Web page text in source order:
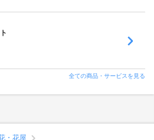
全ての商品・サービスを見る
・花屋